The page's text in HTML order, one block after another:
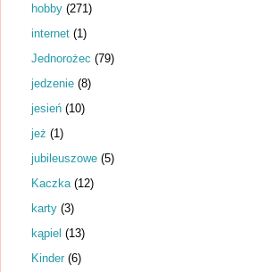
hobby (271)
internet (1)
Jednorożec (79)
jedzenie (8)
jesień (10)
jeż (1)
jubileuszowe (5)
Kaczka (12)
karty (3)
kąpiel (13)
Kinder (6)